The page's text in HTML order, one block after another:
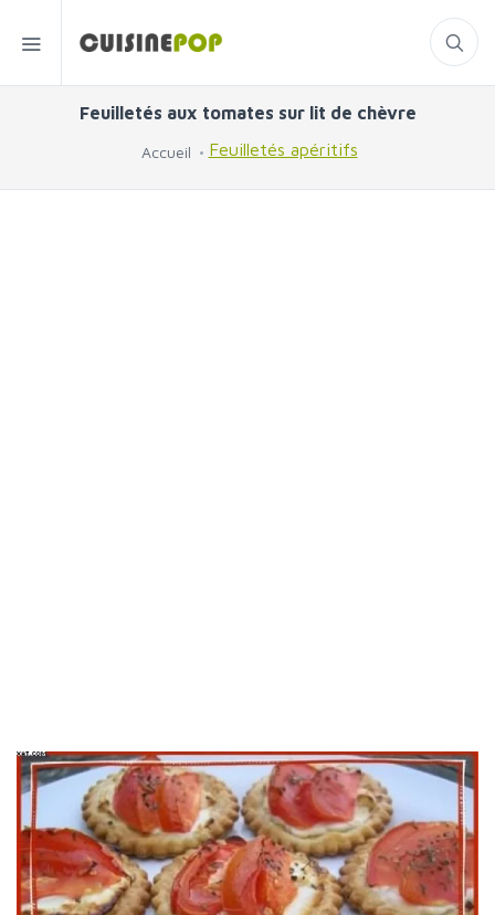
Feuilletés aux tomates sur lit de chèvre
Accueil Feuilletés apéritifs